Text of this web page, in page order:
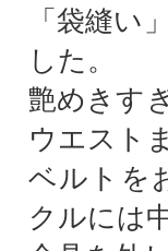
「袋縫い
した。
艶めきす
ウエスト
ベルトを
クルには